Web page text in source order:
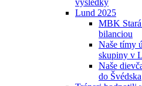
Lund 2025
MBK
bilanciou
Naše tímy
skupiny v
Naše
do Švédska